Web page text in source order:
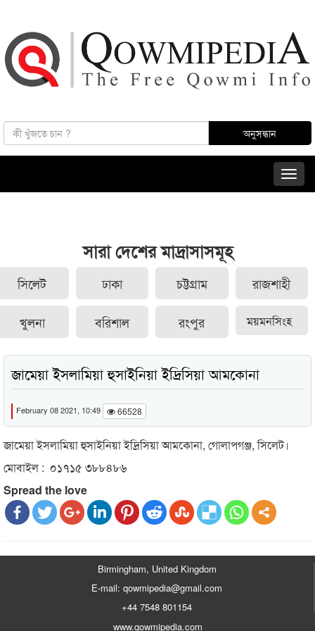
সারা দেশের মাদ্রাসাসমূহ
সিলেট ঢাকা চট্টগ্রাম রাজশাহী
খুলনা বরিশাল রংপুর ময়মনসিংহ
জামেয়া ইসলামিয়া হুসাইনিয়া ইদ্রিসিয়া আমকোনা
February 08 2021, 10:49 66528
জামেয়া ইসলামিয়া হুসাইনিয়া ইদ্রিসিয়া আমকোনা, গোলাপগঞ্জ, সিলেট।
মোবাইল : ০১৭১৫ ৩৮৮৪৮৬
Spread the love
Birmingham, United Kingdom
E-mail: qowmipedia@gmail.com
+44 7548 801154
www.qowmipedia.com